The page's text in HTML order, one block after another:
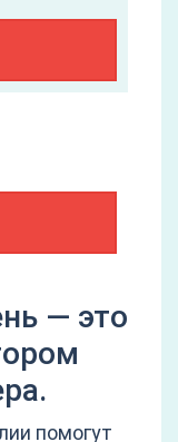
— это
помогут